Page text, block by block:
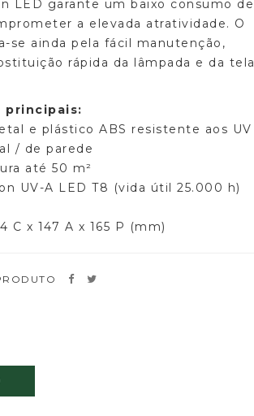
LED garante um baixo consumo de
a elevada atratividade. O
se ainda pela fácil manutenção,
rápida da lâmpada e da tela
principais:
e plástico ABS resistente aos UV
/ de parede
até 50 m²
UV-A LED T8 (vida útil 25.000 h)
C x 147 A x 165 P (mm)